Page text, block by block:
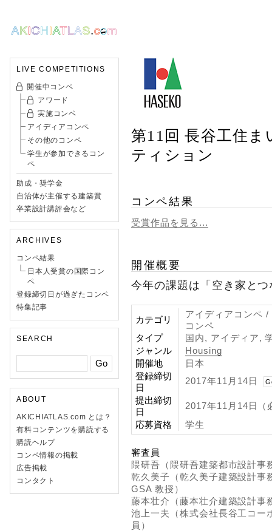
LIVE COMPETITIONS
開催中コンペ
アワード
実施コンペ
アイディアコンペ
その他のコンペ
学生が参加できるコン
ペ
助成・奨学金
自治体が主催する建築賞
卒業設計講評会など
ARCHIVES
コンペ結果
日本人受賞の国際コン
ペ
登録締切日が過ぎたコンペ
特集記事
SEARCH
ABOUT
AKICHIATLAS.com とは？
有料コンテンツを購読する
購読ヘルプ
コンペ情報の掲載
広告掲載
コンタクト
第11回 長谷工住
ティション
コンペ結果
受賞作品を見る...
開催概要
今年の課題は「空き家と
カテゴリ
アイディアコンペ
コンペ
タイプ
国内, アイディア,
ジャンル
Housing
開催地
日本
登録締切
日
2017年11月14日
提出締切
日
2017年11月14日（
応募資格
学生
審査員
隈研吾（隈研吾建築都市設計事
乾久美子（乾久美子建築設計事
GSA 教授）
藤本壮介（藤本壮介建築設計事
池上一夫（株式会社長谷工コー
員）